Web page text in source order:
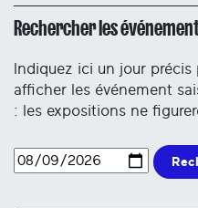
Rechercher les
Indiquez ici un jour
afficher les événement
: les expositions ne